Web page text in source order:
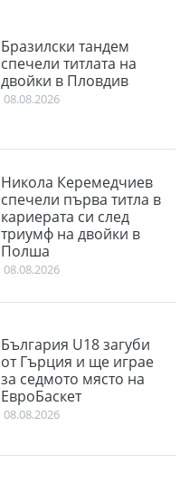
Бразилски тандем
спечели титлата на
двойки в Пловдив
08.08.2026
Никола Керемедчиев
спечели първа титла в
кариерата си след
триумф на двойки в
Полша
08.08.2026
България U18 загуби
от Гърция и ще играе
за седмото място на
ЕвроБаскет
08.08.2026